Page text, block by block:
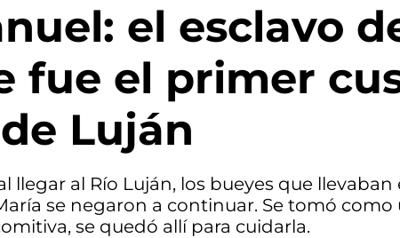
el esclavo
fue el primer
Luján
llegar al Río Luján, los bueyes que
se negaron a continuar. Se tomó como
se quedó allí para cuidarla.